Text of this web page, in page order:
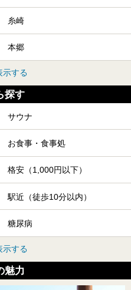
糸崎
本郷
示する
探す
サウナ
お食事・食事処
格安（1,000円以下）
駅近（徒歩10分以内）
糖尿病
示する
魅力